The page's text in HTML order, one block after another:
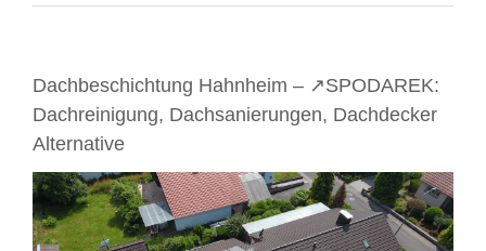
Dachbeschichtung Hahnheim – ↗️SPODAREK:
Dachreinigung, Dachsanierungen, Dachdecker
Alternative